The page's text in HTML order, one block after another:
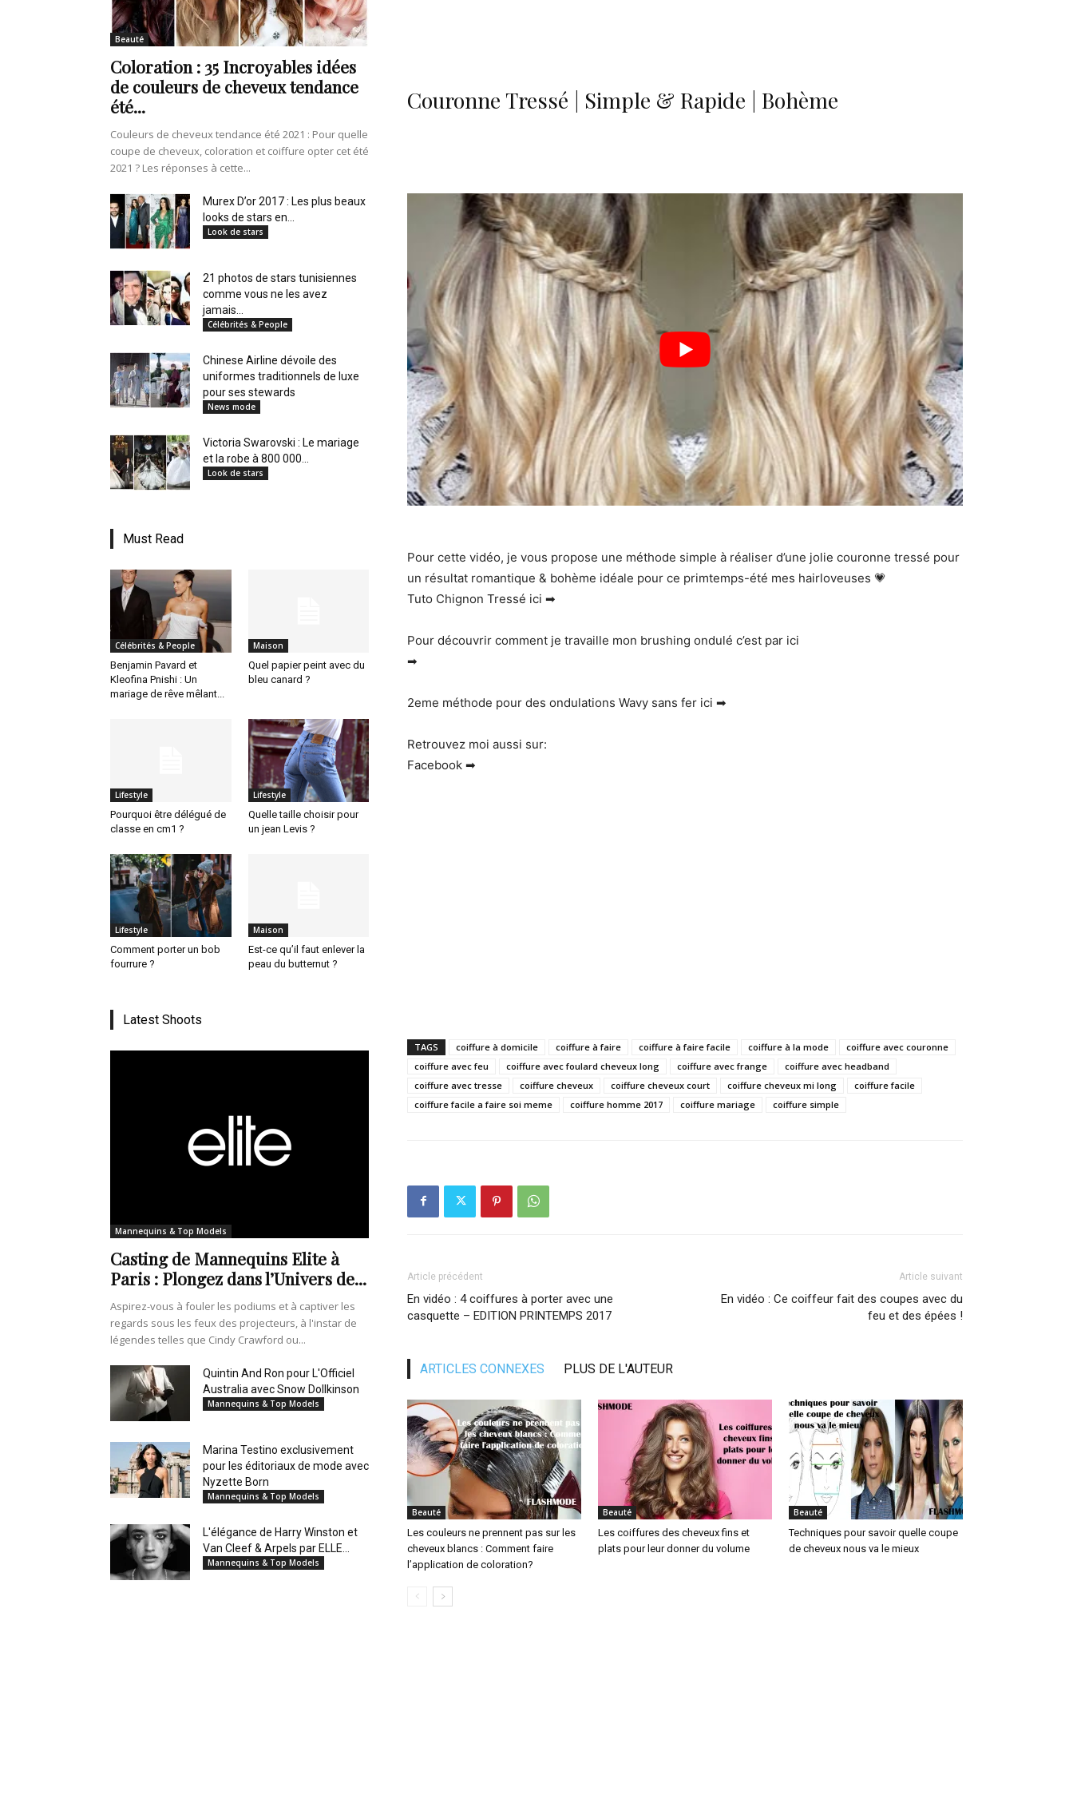
en
et
au
Maghreb
Couronne Tressé | Simple & Rapide | Bohème
Pour cette vidéo, je vous propose une méthode simple à réaliser d’une jolie couronne tressé pour
un résultat romantique & bohème idéale pour ce primtemps-été mes hairloveuses 💗
Tuto Chignon Tressé ici ➡
Pour découvrir comment je travaille mon brushing ondulé c’est par ici
➡
2eme méthode pour des ondulations Wavy sans fer ici ➡
Retrouvez moi aussi sur:
Facebook ➡
TAGS coiffure à domicile coiffure à faire coiffure à faire facile coiffure à la mode
coiffure avec couronne
coiffure avec feu
coiffure avec foulard cheveux long coiffure avec frange
coiffure avec headband
coiffure avec tresse
coiffure cheveux coiffure cheveux court coiffure cheveux mi long
coiffure facile
coiffure facile a faire soi meme
coiffure homme 2017 coiffure mariage coiffure simple
Article précédent
En vidéo : 4 coiffures à porter avec une
casquette – EDITION PRINTEMPS 2017
Article suivant
En vidéo : Ce coiffeur fait des coupes avec du
feu et des épées !
ARTICLES CONNEXES PLUS DE L'AUTEUR
Beauté
Les couleurs ne prennent pas sur les
cheveux blancs : Comment faire
l’application de coloration?
Beauté
Les coiffures des cheveux fins et
plats pour leur donner du volume
Beauté
Techniques pour savoir quelle coupe
de cheveux nous va le mieux
Beauté
Coloration : 35 Incroyables idées
de couleurs de cheveux tendance
été...
Couleurs de cheveux tendance été 2021 : Pour quelle
coupe de cheveux, coloration et coiffure opter cet été
2021 ? Les réponses à cette...
Murex D’or 2017 : Les plus beaux
looks de stars en...
Look de stars
21 photos de stars tunisiennes
comme vous ne les avez
jamais...
Célébrités & People
Chinese Airline dévoile des
uniformes traditionnels de luxe
pour ses stewards
News mode
Victoria Swarovski : Le mariage
et la robe à 800 000...
Look de stars
Must Read
Célébrités & People
Benjamin Pavard et
Kleofina Pnishi : Un
mariage de rêve mêlant...
Maison
Quel papier peint avec du
bleu canard ?
Lifestyle
Pourquoi être délégué de
classe en cm1 ?
Lifestyle
Quelle taille choisir pour
un jean Levis ?
Lifestyle
Comment porter un bob
fourrure ?
Maison
Est-ce qu’il faut enlever la
peau du butternut ?
Latest Shoots
Mannequins & Top Models
Casting de Mannequins Elite à
Paris : Plongez dans l’Univers de...
Aspirez-vous à fouler les podiums et à captiver les
regards sous les feux des projecteurs, à l'instar de
légendes telles que Cindy Crawford ou...
Quintin And Ron pour L'Officiel
Australia avec Snow Dollkinson
Mannequins & Top Models
Marina Testino exclusivement
pour les éditoriaux de mode avec
Nyzette Born
Mannequins & Top Models
L'élégance de Harry Winston et
Van Cleef & Arpels par ELLE...
Mannequins & Top Models